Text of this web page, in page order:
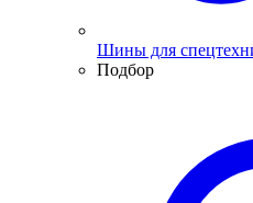
Шины для
Подбор